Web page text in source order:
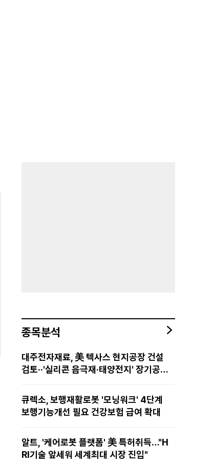
종목분석
대주전자재료, 美 텍사스 현지공장 건설
검토··'실리콘 음극재·태양전지' 장기공급
큐렉소, 보행재활로봇 '모닝워크' 4단계
보행기능개선 필요 건강보험 급여 확대
알트, '케어로봇 플랫폼' 美 특허취득…"H
RI기술 앞세워 세계최대 시장 진입"